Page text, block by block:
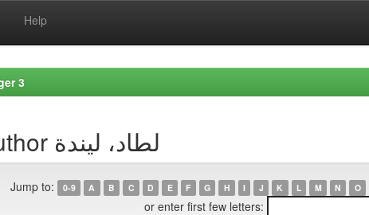
Help
3
Browsing by Author لطاد، ليندة
Jump to: 0-9 A B C D E F G H I J K L M N O
or enter first few letters: